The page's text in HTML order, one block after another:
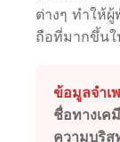
ต่างๆ ทำให้
ถือที่มากขึ้น
ข้อมูลจำเ
ชื่อทางเค